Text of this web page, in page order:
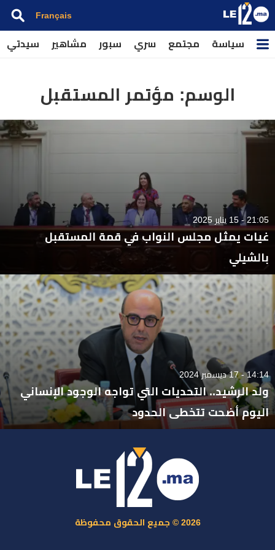
Français
سياسة مجتمع سري سبور مشاهير سيدتي
الوسم: مؤتمر المستقبل
21:05 - 15 يناير 2025
غيات يمثل مجلس النواب في قمة المستقبل
بالشيلي
14:14 - 17 ديسمبر 2024
ولد الرشيد.. التحديات التي تواجه الوجود الإنساني
اليوم أضحت تتخطى الحدود
2026 © جميع الحقوق محفوظة